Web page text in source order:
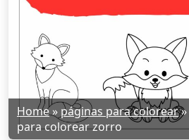
Home» páginas para colorear»
para colorear zorro